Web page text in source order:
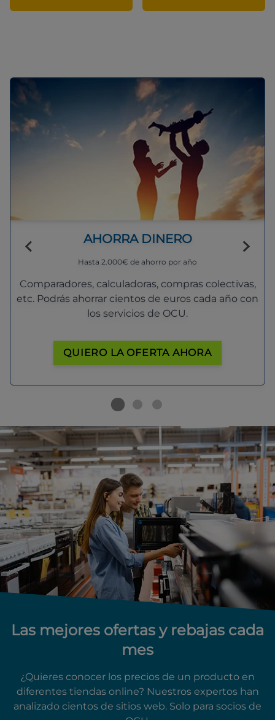
AHORRA DINERO
Hasta 2.000€ de ahorro por año
Comparadores, calculadoras, compras colectivas,
etc. Podrás ahorrar cientos de euros cada año con
los servicios de OCU.
QUIERO LA OFERTA AHORA
Las mejores ofertas y rebajas cada
mes
¿Quieres conocer los precios de un producto en
diferentes tiendas online? Nuestros expertos han
analizado cientos de sitios web. Solo para socios de